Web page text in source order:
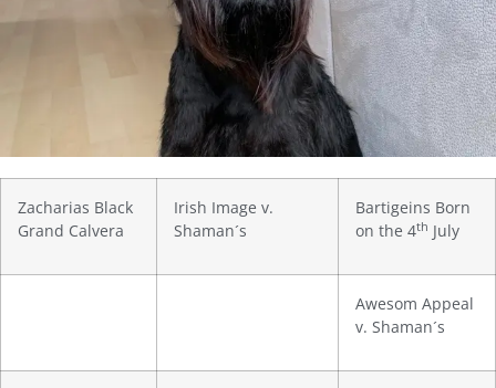
Zacharias Black
Grand Calvera
Irish Image v.
Shaman´s
Bartigeins Born
on the 4th July
Awesom Appeal
v. Shaman´s